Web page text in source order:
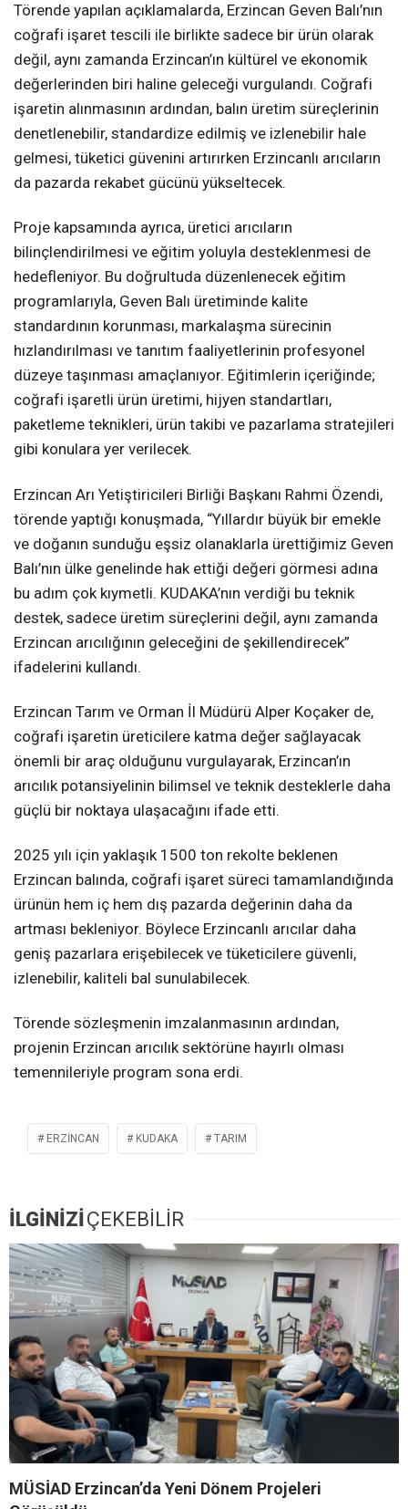
Törende yapılan açıklamalarda, Erzincan Geven Balı’nın
coğrafi işaret tescili ile birlikte sadece bir ürün olarak
değil, aynı zamanda Erzincan’ın kültürel ve ekonomik
değerlerinden biri haline geleceği vurgulandı. Coğrafi
işaretin alınmasının ardından, balın üretim süreçlerinin
denetlenebilir, standardize edilmiş ve izlenebilir hale
gelmesi, tüketici güvenini artırırken Erzincanlı arıcıların
da pazarda rekabet gücünü yükseltecek.
Proje kapsamında ayrıca, üretici arıcıların
bilinçlendirilmesi ve eğitim yoluyla desteklenmesi de
hedefleniyor. Bu doğrultuda düzenlenecek eğitim
programlarıyla, Geven Balı üretiminde kalite
standardının korunması, markalaşma sürecinin
hızlandırılması ve tanıtım faaliyetlerinin profesyonel
düzeye taşınması amaçlanıyor. Eğitimlerin içeriğinde;
coğrafi işaretli ürün üretimi, hijyen standartları,
paketleme teknikleri, ürün takibi ve pazarlama stratejileri
gibi konulara yer verilecek.
Erzincan Arı Yetiştiricileri Birliği Başkanı Rahmi Özendi,
törende yaptığı konuşmada, “Yıllardır büyük bir emekle
ve doğanın sunduğu eşsiz olanaklarla ürettiğimiz Geven
Balı’nın ülke genelinde hak ettiği değeri görmesi adına
bu adım çok kıymetli. KUDAKA’nın verdiği bu teknik
destek, sadece üretim süreçlerini değil, aynı zamanda
Erzincan arıcılığının geleceğini de şekillendirecek”
ifadelerini kullandı.
Erzincan Tarım ve Orman İl Müdürü Alper Koçaker de,
coğrafi işaretin üreticilere katma değer sağlayacak
önemli bir araç olduğunu vurgulayarak, Erzincan’ın
arıcılık potansiyelinin bilimsel ve teknik desteklerle daha
güçlü bir noktaya ulaşacağını ifade etti.
2025 yılı için yaklaşık 1500 ton rekolte beklenen
Erzincan balında, coğrafi işaret süreci tamamlandığında
ürünün hem iç hem dış pazarda değerinin daha da
artması bekleniyor. Böylece Erzincanlı arıcılar daha
geniş pazarlara erişebilecek ve tüketicilere güvenli,
izlenebilir, kaliteli bal sunulabilecek.
Törende sözleşmenin imzalanmasının ardından,
projenin Erzincan arıcılık sektörüne hayırlı olması
temennileriyle program sona erdi.
ERZİNCAN KUDAKA TARIM
İLGİNİZİÇEKEBİLİR
MÜSİAD Erzincan’da Yeni Dönem Projeleri